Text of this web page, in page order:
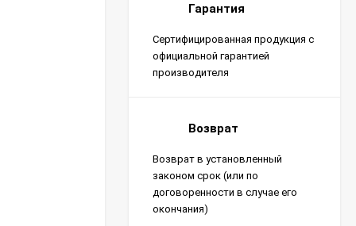
Гарантия
Сертифицированная продукция с
официальной гарантией
производителя
Возврат
Возврат в установленный
законом срок (или по
договоренности в случае его
окончания)